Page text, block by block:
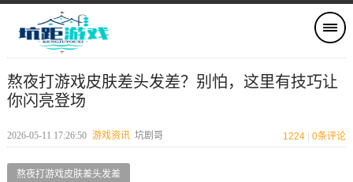
熬夜打游戏皮肤差头发差？别怕，这里有技巧让
你闪亮登场
2026-05-11 17:26:50 游戏资讯 坑剧哥 1224 0条评论
熬夜打游戏皮肤差头发差